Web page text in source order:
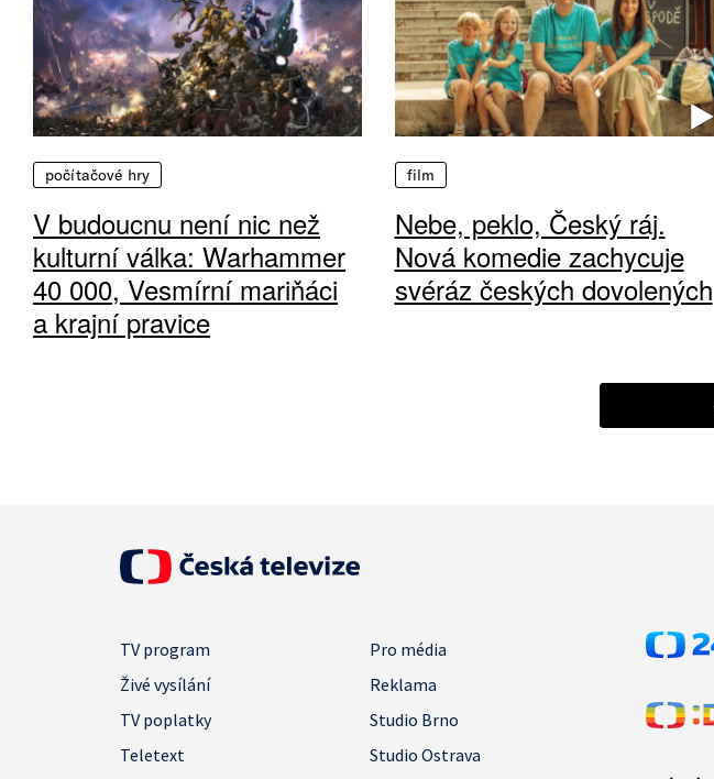
počítačové hry
V budoucnu není nic než
kulturní válka: Warhammer
40 000, Vesmírní mariňáci
a krajní pravice
film
Nebe, peklo, Český ráj.
Nová komedie zachycuje
svéráz českých dovolených
TV program
Pro média
Živé vysílání
Reklama
TV poplatky
Studio Brno
Teletext
Studio Ostrava